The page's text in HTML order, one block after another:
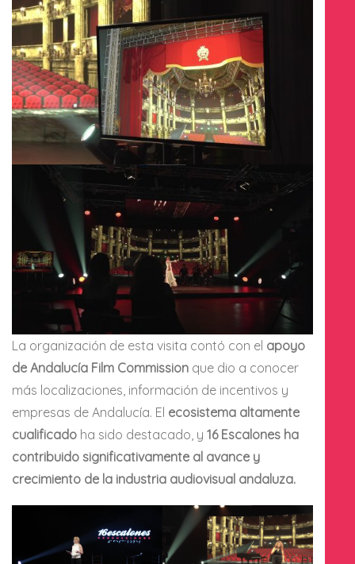
La organización de esta visita contó con el apoyo
de Andalucía Film Commission que dio a conocer
más localizaciones, información de incentivos y
empresas de Andalucía. El ecosistema altamente
cualificado ha sido destacado, y 16 Escalones ha
contribuido significativamente al avance y
crecimiento de la industria audiovisual andaluza.